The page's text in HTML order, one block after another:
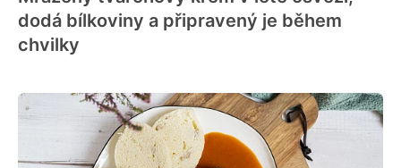
dodá bílkoviny a připravený je během
chvilky